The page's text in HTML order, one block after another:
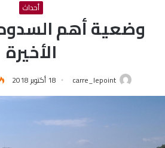
أحداث
وضعية أهم السدود
الأخيرة
carre_lepoint 18 أكتوبر 2018